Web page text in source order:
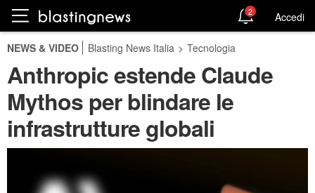
2 Accedi
NEWS & VIDEO Blasting News Italia > Tecnologia
Anthropic estende Claude
Mythos per blindare le
infrastrutture globali